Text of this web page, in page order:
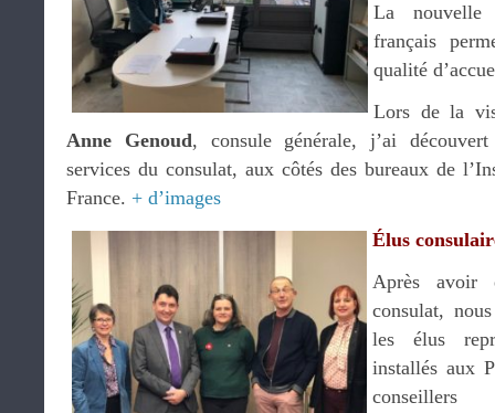
La nouvelle
français
qualité
Lors de la
Anne Genoud, consule générale, j’ai
services du consulat, aux côtés des bureaux de
France. + d’images
Élus
Après avoir
consulat,
les élus
installés aux